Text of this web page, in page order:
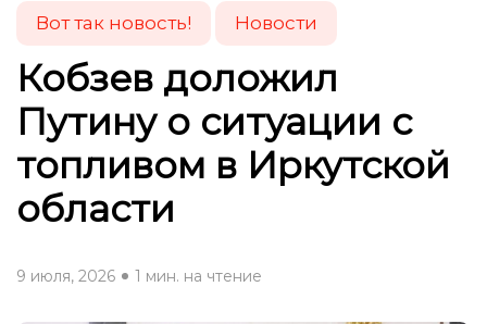
Вот так новость! Новости
Кобзев доложил
Путину о ситуации с
топливом в Иркутской
области
9 июля, 2026 1 мин. на чтение